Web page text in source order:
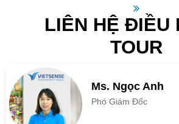
LIÊN HỆ ĐIỀU
TOUR
Ms. Ngọc Anh
Phó Giám Đốc